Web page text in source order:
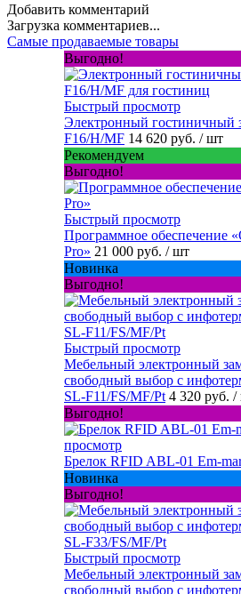
Добавить комментарий
Загрузка комментариев...
Самые продаваемые товары
Выгодно!
Быстрый просмотр
Электронный гостиничный
F16/H/MF 14 620 руб. / шт
Рекомендуем
Выгодно!
Быстрый просмотр
Программное обеспечение
Pro» 21 000 руб. / шт
Новинка
Выгодно!
Быстрый просмотр
Мебельный электронный
свободный выбор с
SL-F11/FS/MF/Pt 4 320 руб. /
Выгодно!
просмотр
Брелок RFID ABL-01 Em-
Новинка
Выгодно!
Быстрый просмотр
Мебельный электронный
свободный выбор с